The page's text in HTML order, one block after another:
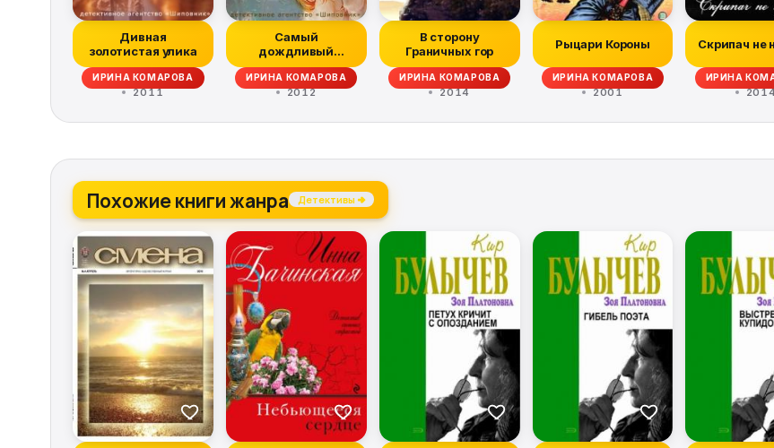
Дивная
золотистая улика
ИРИНА КОМАРОВА
2011
Самый
дождливый
октябрь
ИРИНА КОМАРОВА
2012
В сторону
Граничных гор
ИРИНА КОМАРОВА
2014
Рыцари Короны
ИРИНА КОМАРОВА
2001
Скрипач не
ИРИНА
Похожие книги жанра Детективы →